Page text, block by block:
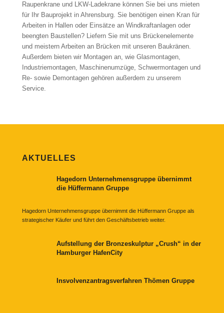
Raupenkrane und LKW-Ladekrane können Sie bei uns mieten
für Ihr Bauprojekt in Ahrensburg. Sie benötigen einen Kran für
Arbeiten in Hallen oder Einsätze an Windkraftanlagen oder
beengten Baustellen? Liefern Sie mit uns Brückenelemente
und meistern Arbeiten an Brücken mit unseren Baukränen.
Außerdem bieten wir Montagen an, wie Glasmontagen,
Industriemontagen, Maschinenumzüge, Schwermontagen und
Re- sowie Demontagen gehören außerdem zu unserem
Service.
AKTUELLES
Hagedorn Unternehmensgruppe übernimmt
die Hüffermann Gruppe
Hagedorn Unternehmensgruppe übernimmt die Hüffermann Gruppe als
strategischer Käufer und führt den Geschäftsbetrieb weiter.
Aufstellung der Bronzeskulptur „Crush“ in der
Hamburger HafenCity
Insvolvenzantragsverfahren Thömen Gruppe